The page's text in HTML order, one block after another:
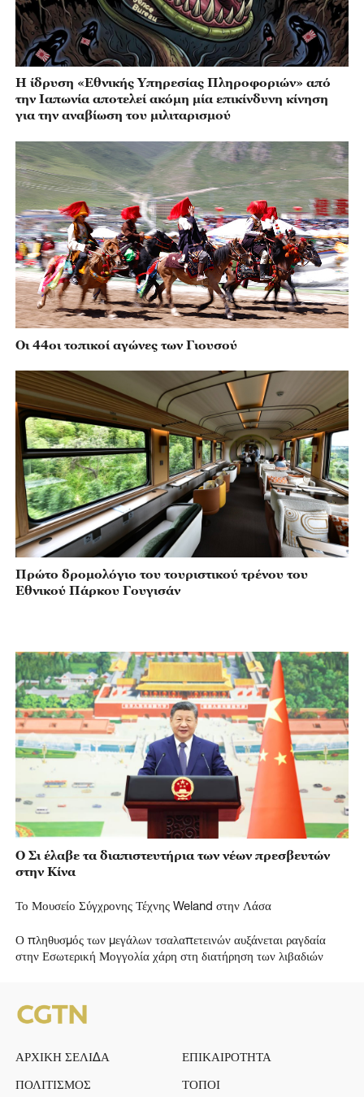
Η ίδρυση «Εθνικής Υπηρεσίας Πληροφοριών» από
την Ιαπωνία αποτελεί ακόμη μία επικίνδυνη κίνηση
για την αναβίωση του μιλιταρισμού
Οι 44οι τοπικοί αγώνες των Γιουσού
Πρώτο δρομολόγιο του τουριστικού τρένου του
Εθνικού Πάρκου Γουγισάν
Ο Σι έλαβε τα διαπιστευτήρια των νέων πρεσβευτών
στην Κίνα
Το Μουσείο Σύγχρονης Τέχνης Weland στην Λάσα
Ο πληθυσμός των μεγάλων τσαλαπετεινών αυξάνεται ραγδαία
στην Εσωτερική Μογγολία χάρη στη διατήρηση των λιβαδιών
ΑΡΧΙΚΗ ΣΕΛΙΔΑ
ΕΠΙΚΑΙΡΟΤΗΤΑ
ΠΟΛΙΤΙΣΜΟΣ
ΤΟΠΟΙ